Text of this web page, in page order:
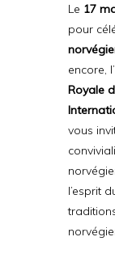
Le 17
pour
encore, l’
Royale
vous
l’esprit